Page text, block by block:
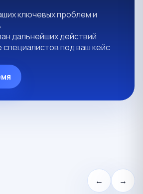
ключевых проблем и
дальнейших действий
под ваш кейс
← →